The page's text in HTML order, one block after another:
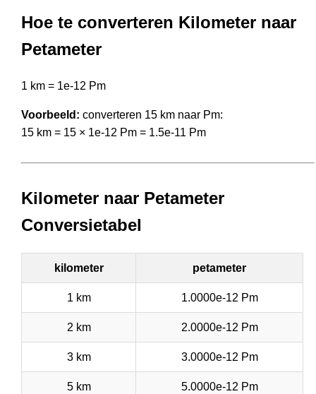
Hoe te converteren Kilometer naar
Petameter
1 km = 1e-12 Pm
Voorbeeld: converteren 15 km naar Pm:
15 km = 15 × 1e-12 Pm = 1.5e-11 Pm
Kilometer naar Petameter
Conversietabel
kilometer petameter
1 km 1.0000e-12 Pm
2 km 2.0000e-12 Pm
3 km 3.0000e-12 Pm
5 km 5.0000e-12 Pm